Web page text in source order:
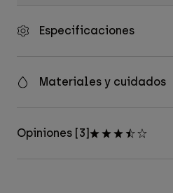
Especificaciones
Materiales y cuidados
Opiniones [3]